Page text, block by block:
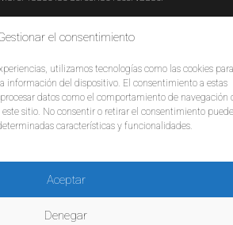
el consentimiento
utilizamos tecnologías como las cookies para
información del dispositivo. El consentimiento a estas
datos como el comportamiento de navegación
sitio. No consentir o retirar el consentimiento puede
características y funcionalidades.
Aceptar
Denegar